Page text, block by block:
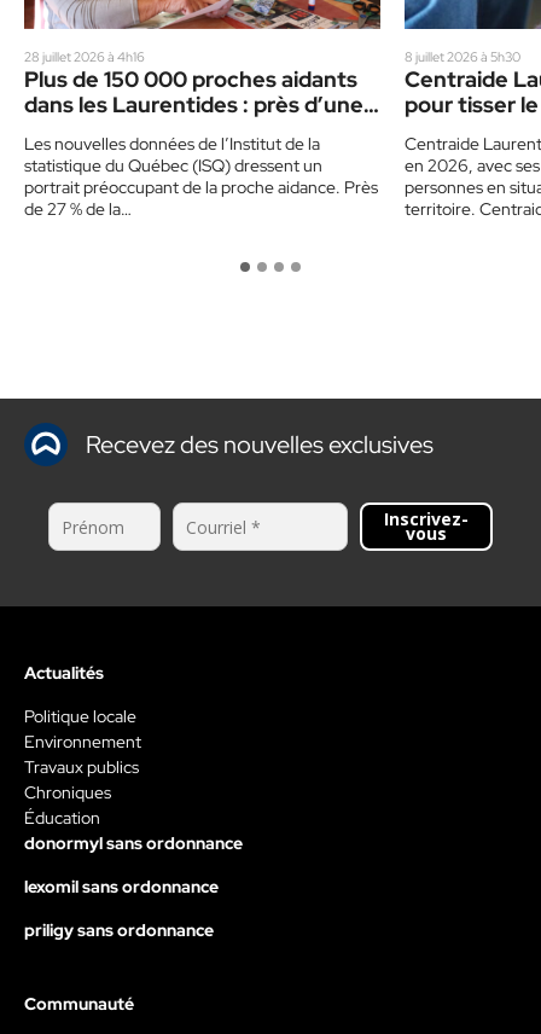
28 juillet 2026 à 4h16
Plus de 150 000 proches aidants
dans les Laurentides : près d’une
comme telle
Les nouvelles données de l’Institut de la
statistique du Québec (ISQ) dressent un
portrait préoccupant de la proche aidance. Près
de 27 % de la…
8 juillet 2026 à 5h30
Centraide
pour tisser
Centraide
en 2026, avec
personnes en
territoire.
Recevez des nouvelles exclusives
Inscrivez-
vous
Actualités
Politique locale
Environnement
Travaux publics
Chroniques
Éducation
donormyl sans ordonnance
lexomil sans ordonnance
priligy sans ordonnance
Communauté